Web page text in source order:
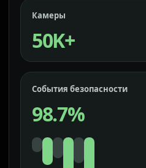
Камеры
50K+
События безопасности
98.7%